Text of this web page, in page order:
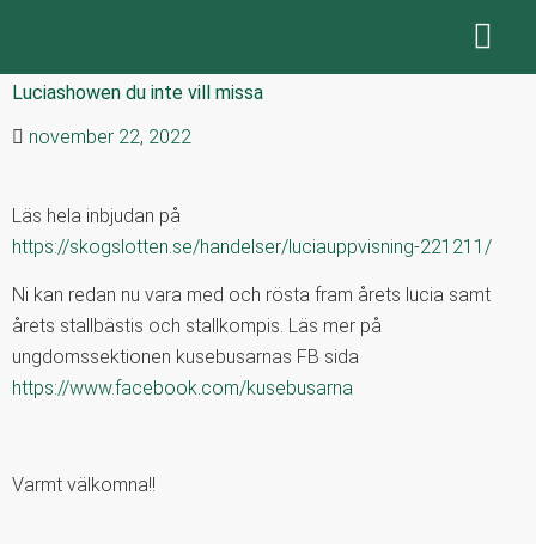
Luciashowen du inte vill missa
november 22, 2022
Läs hela inbjudan på
https://skogslotten.se/handelser/luciauppvisning-221211/
Ni kan redan nu vara med och rösta fram årets lucia samt
årets stallbästis och stallkompis. Läs mer på
ungdomssektionen kusebusarnas FB sida
https://www.facebook.com/kusebusarna
Varmt välkomna!!